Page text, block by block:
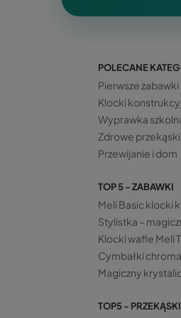
POLECANE
Pierwsze zabawki
Klocki
Wyprawka
Zdrowe przekąski
Przewijanie i dom
TOP 5 - ZABAWKI
Meli Basic klocki
Stylistka –
Klocki wafle Meli
Cymbałki
Magiczny
TOP5 - PRZEKĄSKI